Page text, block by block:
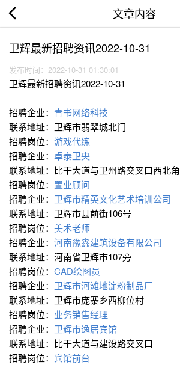
文章内容
卫辉最新招聘资讯2022-10-31
发布时间：2022-10-31 01:30:01
卫辉最新招聘资讯2022-10-31
招聘企业： 青书网络科技
联系地址：卫辉市翡翠城北门
招聘岗位： 游戏代练
招聘企业： 卓泰卫央
联系地址：比干大道与卫州路交叉口西北角
招聘岗位： 置业顾问
招聘企业： 卫辉市精英文化艺术培训公司
联系地址：卫辉市县前街106号
招聘岗位： 美术老师
招聘企业： 河南豫鑫建筑设备有限公司
联系地址：河南省卫辉市107旁
招聘岗位： CAD绘图员
招聘企业： 卫辉市河滩地淀粉制品厂
联系地址：卫辉市庞寨乡西柳位村
招聘岗位： 业务销售经理
招聘企业： 卫辉市逸居宾馆
联系地址：比干大道与建设路交叉口
招聘岗位： 宾馆前台